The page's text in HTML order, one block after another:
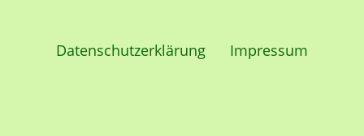
Datenschutzerklärung Impressum